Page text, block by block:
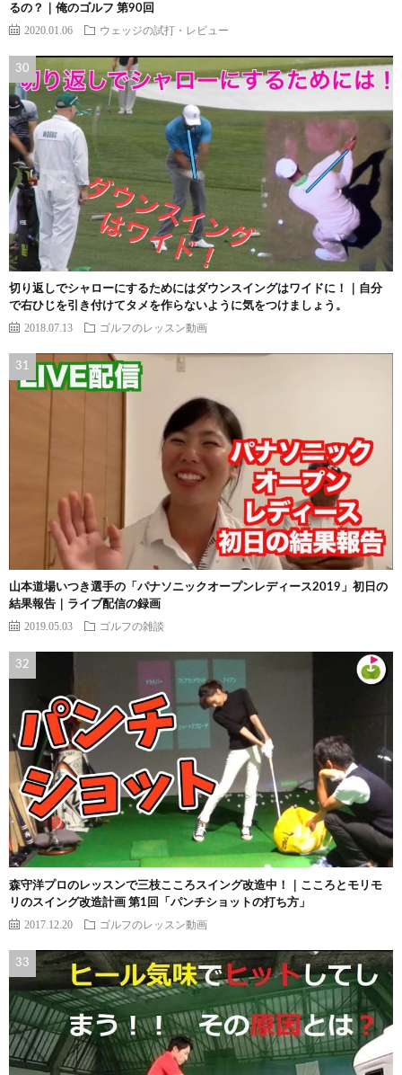
るの？｜俺のゴルフ 第90回
2020.01.06 ウェッジの試打・レビュー
切り返しでシャローにするためにはダウンスイングはワイドに！｜自分
で右ひじを引き付けてタメを作らないように気をつけましょう。
2018.07.13 ゴルフのレッスン動画
山本道場いつき選手の「パナソニックオープンレディース2019」初日の
結果報告｜ライブ配信の録画
2019.05.03 ゴルフの雑談
森守洋プロのレッスンで三枝こころスイング改造中！｜こころとモリモ
リのスイング改造計画 第1回「パンチショットの打ち方」
2017.12.20 ゴルフのレッスン動画